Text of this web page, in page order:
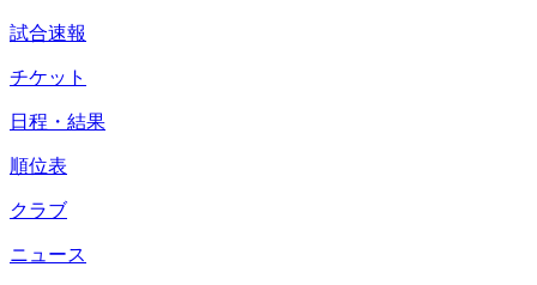
試合速報
チケット
日程・結果
順位表
クラブ
ニュース